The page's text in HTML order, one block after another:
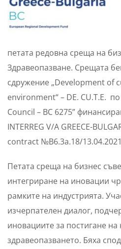
петата редовна среща на
Здравеопазване. Срещата
сдружение „Development of
environment“ – DE. CU.T.E.
Council – BC 6275”
INTERREG V/A GREECE-
contract №B6.3a.18/
Петата среща на бизнес
интегриране на иновации
рамките на индустрията.
изчерпателен диалог,
иновациите за постигане
здравеопазването. Бяха